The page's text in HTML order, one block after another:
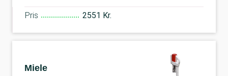
Pris 2551 Kr.
Miele